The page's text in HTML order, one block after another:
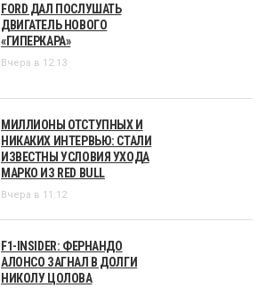
FORD ДАЛ ПОСЛУШАТЬ
ДВИГАТЕЛЬ НОВОГО
«ГИПЕРКАРА»
Вчера в 12:13
МИЛЛИОНЫ ОТСТУПНЫХ И
НИКАКИХ ИНТЕРВЬЮ: СТАЛИ
ИЗВЕСТНЫ УСЛОВИЯ УХОДА
МАРКО ИЗ RED BULL
Вчера в 11:12
F1-INSIDER: ФЕРНАНДО
АЛОНСО ЗАГНАЛ В ДОЛГИ
НИКОЛУ ЦОЛОВА